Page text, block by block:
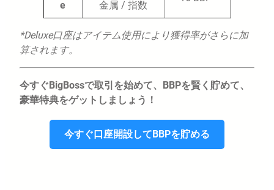
e
金属 / 指数
*Deluxe口座はアイテム使用により獲得率がさらに加
算されます。
今すぐBigBossで取引を始めて、BBPを賢く貯めて、
豪華特典をゲットしましょう！
今すぐ口座開設してBBPを貯める